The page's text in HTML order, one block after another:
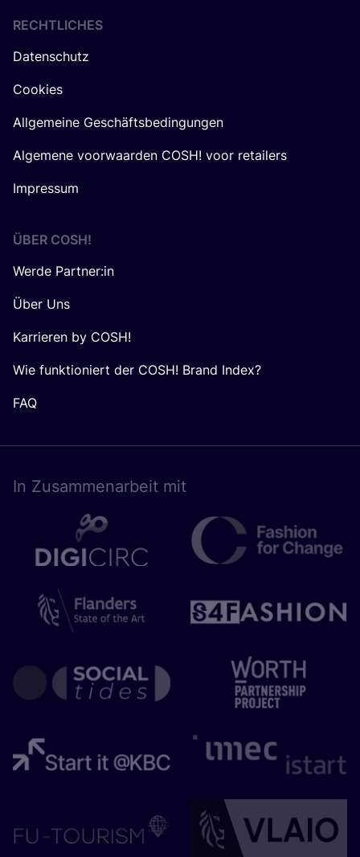
RECHTLICHES
Datenschutz
Cookies
Allgemeine Geschäftsbedingungen
Algemene voorwaarden COSH! voor retailers
Impressum
ÜBER COSH!
Werde Partner:in
Über Uns
Karrieren by COSH!
Wie funktioniert der COSH! Brand Index?
FAQ
In Zusam­men­ar­beit mit